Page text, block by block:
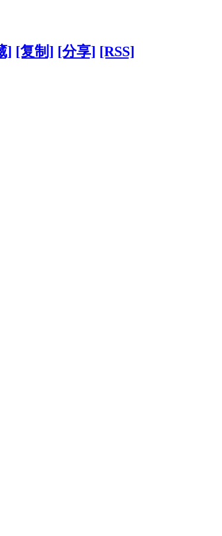
] [复制] [分享] [RSS]